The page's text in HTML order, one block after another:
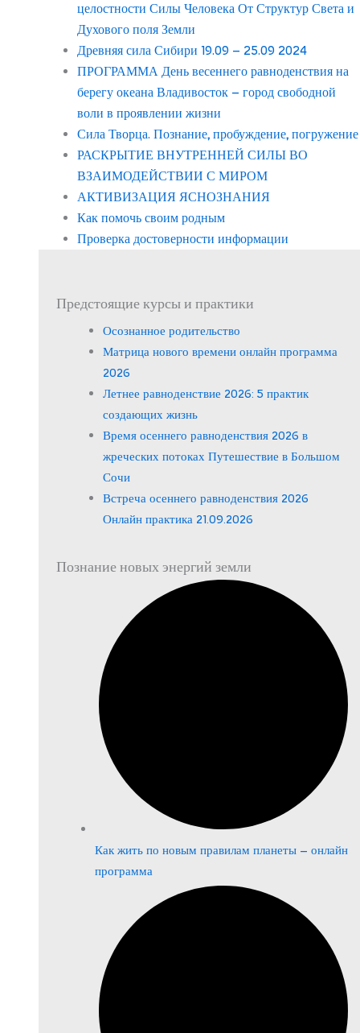
целостности Силы Человека От Структур Света и
Духового поля Земли
Древняя сила Сибири 19.09 – 25.09 2024
ПРОГРАММА День весеннего равноденствия на
берегу океана Владивосток – город свободной
воли в проявлении жизни
Сила Творца. Познание, пробуждение, погружение
РАСКРЫТИЕ ВНУТРЕННЕЙ СИЛЫ ВО
ВЗАИМОДЕЙСТВИИ С МИРОМ
АКТИВИЗАЦИЯ ЯСНОЗНАНИЯ
Как помочь своим родным
Проверка достоверности информации
Предстоящие курсы и практики
Осознанное родительство
Матрица нового времени онлайн программа
2026
Летнее равноденствие 2026: 5 практик
создающих жизнь
Время осеннего равноденствия 2026 в
жреческих потоках Путешествие в Большом
Сочи
Встреча осеннего равноденствия 2026
Онлайн практика 21.09.2026
Познание новых энергий земли
Как жить по новым правилам планеты – онлайн
программа